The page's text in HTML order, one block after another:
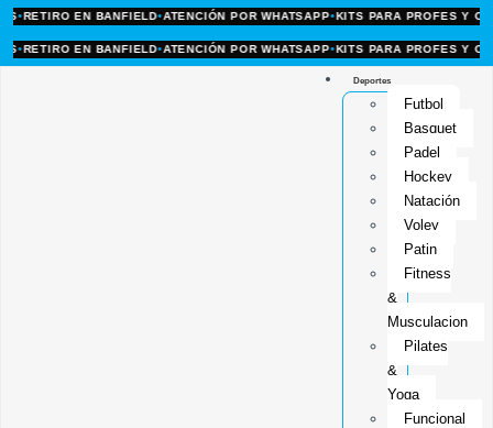
EN BANFIELD•ATENCIÓN POR WHATSAPP•KITS PARA PROFES Y CLUBES
EN BANFIELD•ATENCIÓN POR WHATSAPP•KITS PARA PROFES Y CLUBES
Deportes
Futbol
Basquet
Padel
Hockey
Natación
Voley
Patin
Fitness
&
Musculacion
Pilates
&
Yoga
Funcional